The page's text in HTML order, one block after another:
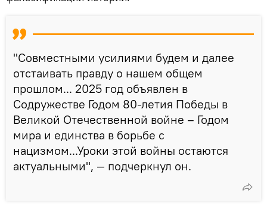
"Совместными усилиями будем и далее
отстаивать правду о нашем общем
прошлом... 2025 год объявлен в
Содружестве Годом 80-летия Победы в
Великой Отечественной войне – Годом
мира и единства в борьбе с
нацизмом...Уроки этой войны остаются
актуальными", — подчеркнул он.